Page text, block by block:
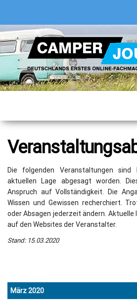
springen
für
Die folgenden Veranstaltungen
aktuellen Lage abgesagt worden.
Anspruch auf Vollständigkeit. Die
Wissen und Gewissen recherchiert.
oder Absagen jederzeit ändern.
auf den Websites der Veranstalter.
Stand: 15.03.2020
März 2020